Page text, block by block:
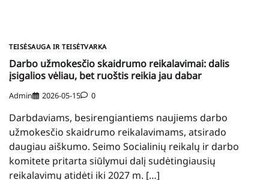
TEISĖSAUGA IR TEISĖTVARKA
Darbo užmokesčio skaidrumo reikalavimai: dalis
įsigalios vėliau, bet ruoštis reikia jau dabar
Admin 2026-05-15 0
Darbdaviams, besirengiantiems naujiems darbo
užmokesčio skaidrumo reikalavimams, atsirado
daugiau aiškumo. Seimo Socialinių reikalų ir darbo
komitete pritarta siūlymui dalį sudėtingiausių
reikalavimų atidėti iki 2027 m. […]